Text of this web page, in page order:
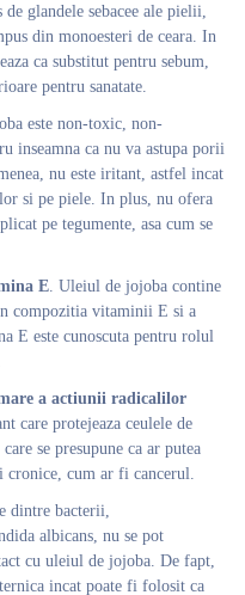
glandele sebacee ale pielii,
din monoesteri de ceara. In
ca substitut pentru sebum,
pentru sanatate.
este non-toxic, non-
inseamna ca nu va astupa porii
nu este iritant, astfel incat
si pe piele. In plus, nu ofera
pe tegumente, asa cum se
E . Uleiul de jojoba contine
compozitia vitaminii E si a
E este cunoscuta pentru rolul
a actiunii radicalilor
care protejeaza ceulele de
se presupune ca ar putea
cum ar fi cancerul.
dintre bacterii,
albicans, nu se pot
cu uleiul de jojoba. De fapt,
incat poate fi folosit ca